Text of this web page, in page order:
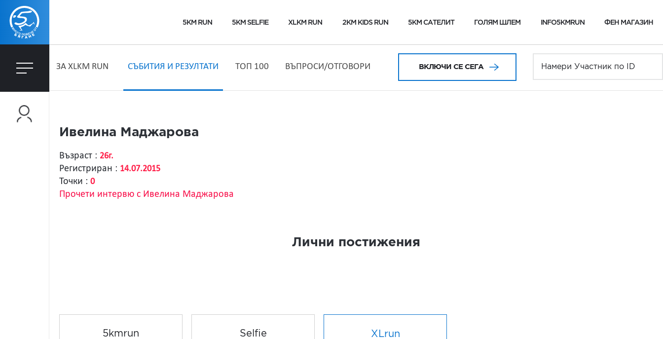
5KM RUN 5KM SELFIE XLKM RUN 2KM KIDS RUN 5KM САТЕЛИТ ГОЛЯМ ШЛЕМ INFO5KMRUN ФЕН МАГАЗИН
ЗA XLKM RUN СЪБИТИЯ И РЕЗУЛТАТИ ТОП 100 ВЪПРОСИ/ОТГОВОРИ ВКЛЮЧИ СЕ СЕГА
Ивелина Маджарова
Възраст : 26г.
Регистриран : 14.07.2015
Точки : 0
Прочети интервю с Ивелина Маджарова
Лични постижения
5kmrun Selfie XLrun